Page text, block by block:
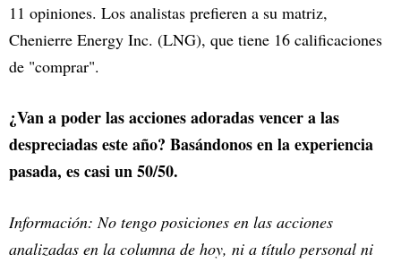
11 opiniones. Los analistas prefieren a su matriz,
Chenierre Energy Inc. (LNG), que tiene 16 calificaciones
de "comprar".
¿Van a poder las acciones adoradas vencer a las
despreciadas este año? Basándonos en la experiencia
pasada, es casi un 50/50.
Información: No tengo posiciones en las acciones
analizadas en la columna de hoy, ni a título personal ni